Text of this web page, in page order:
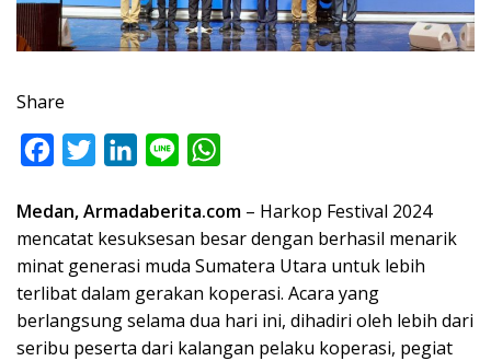
Share
c
e
o
o
i
t
e
r
n
k
d
I
n
e
a
t
A
p
Medan, Armadaberita.com – Harkop Festival 2024
mencatat kesuksesan besar dengan berhasil menarik
minat generasi muda Sumatera Utara untuk lebih
terlibat dalam gerakan koperasi. Acara yang
berlangsung selama dua hari ini, dihadiri oleh lebih dari
seribu peserta dari kalangan pelaku koperasi, pegiat